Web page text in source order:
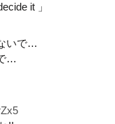
it 」
いで…
…